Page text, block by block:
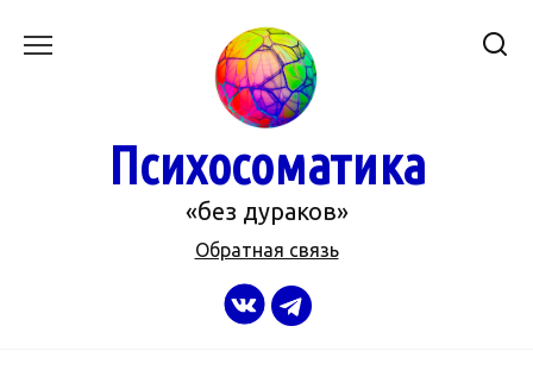
Психосоматика
«без дураков»
Обратная связь